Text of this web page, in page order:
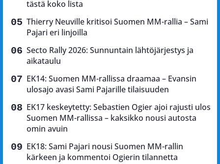
tästä koko lista
Thierry Neuville kritisoi Suomen MM-rallia – Sami
Pajari eri linjoilla
Secto Rally 2026: Sunnuntain lähtöjärjestys ja
aikataulu
EK14: Suomen MM-rallissa draamaa – Evansin
ulosajo avasi Sami Pajarille tilaisuuden
EK17 keskeytetty: Sebastien Ogier ajoi rajusti ulos
Suomen MM-rallissa – kaksikko nousi autosta
omin avuin
EK18: Sami Pajari nousi Suomen MM-rallin
kärkeen ja kommentoi Ogierin tilannetta